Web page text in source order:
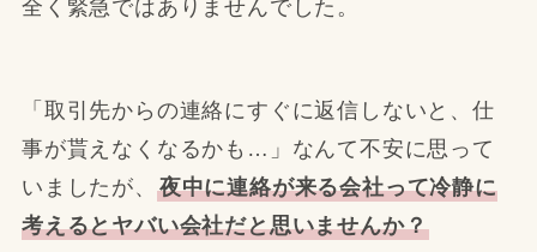
全く緊急ではありませんでした。
「取引先からの連絡にすぐに返信しないと、仕
事が貰えなくなるかも…」なんて不安に思って
いましたが、 夜中に連絡が来る会社って冷静に
考えるとヤバい会社だと思いませんか？